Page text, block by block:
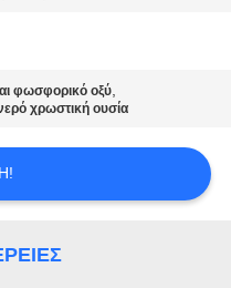
φωσφορικό οξύ,
χρωστική ουσία